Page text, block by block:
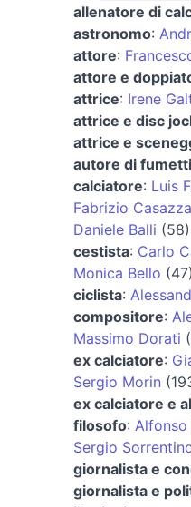
allenatore di
astronomo:
attore:
attore e
attrice: Irene
attrice e disc
attrice e
autore di fumetti
calciatore: Luis
Fabrizio Casazza
Daniele Balli (58)
cestista: Carlo
Monica Bello (47)
ciclista:
compositore:
Massimo Dorati
ex calciatore:
Sergio Morin
ex calciatore e
filosofo:
Sergio
giornalista e
giornalista e